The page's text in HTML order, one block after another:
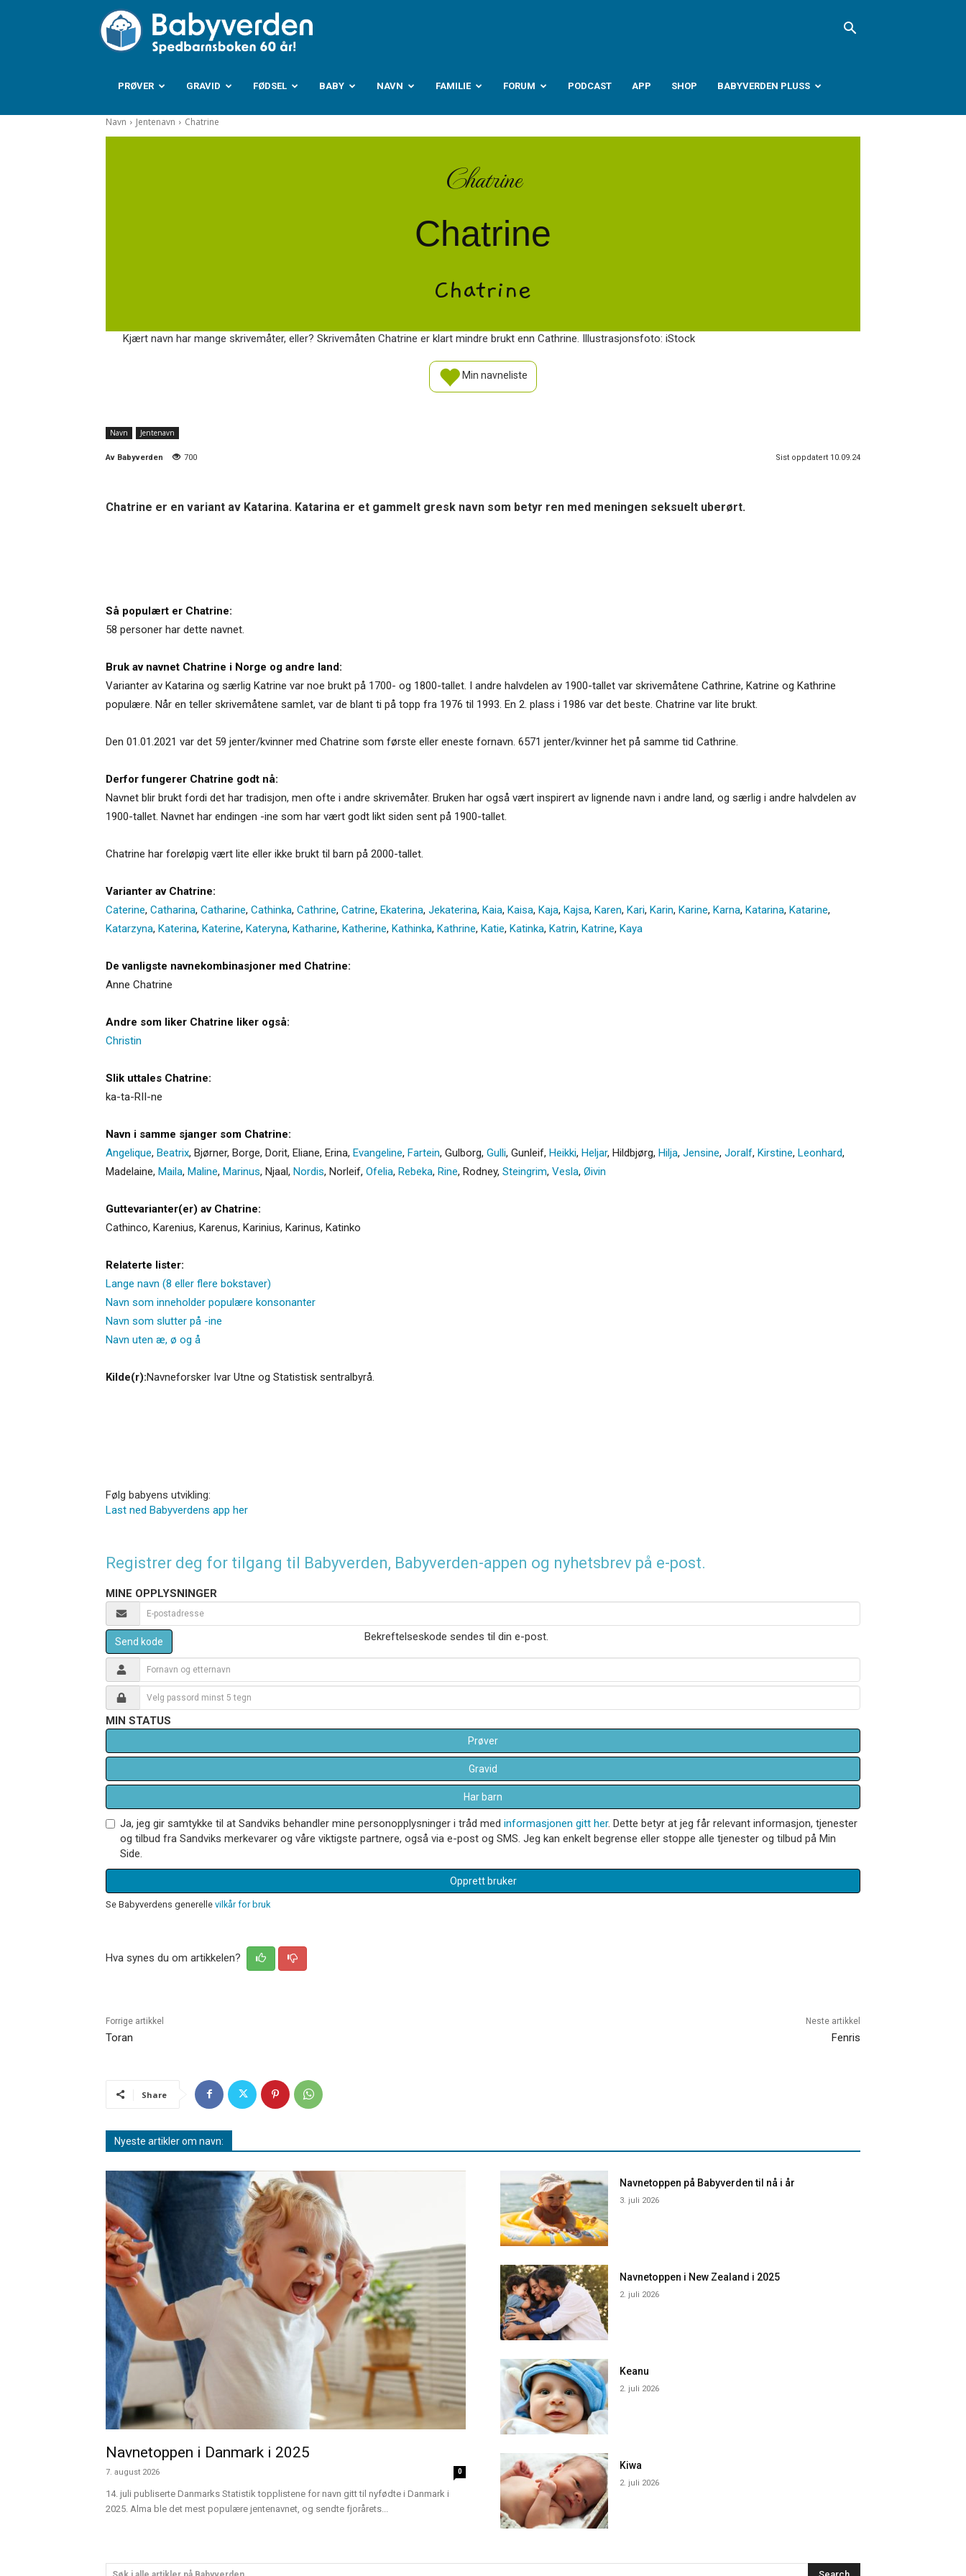
Babyverden.no
PRØVER GRAVID FØDSEL BABY NAVN FAMILIE FORUM PODCAST APP SHOP BABYVERDEN PLUSS
Navn Jentenavn Chatrine
Chatrine
Chatrine
Chatrine
Kjært navn har mange skrivemåter, eller? Skrivemåten Chatrine er klart mindre brukt enn Cathrine. Illustrasjonsfoto: iStock
Min navneliste
Navn Jentenavn
Av Babyverden 700 Sist oppdatert 10.09.24
Chatrine er en variant av Katarina. Katarina er et gammelt gresk navn som betyr ren med meningen seksuelt uberørt.
Så populært er Chatrine:
58 personer har dette navnet.
Bruk av navnet Chatrine i Norge og andre land:
Varianter av Katarina og særlig Katrine var noe brukt på 1700- og 1800-tallet. I andre halvdelen av 1900-tallet var skrivemåtene Cathrine, Katrine og Kathrine
populære. Når en teller skrivemåtene samlet, var de blant ti på topp fra 1976 til 1993. En 2. plass i 1986 var det beste. Chatrine var lite brukt.
Den 01.01.2021 var det 59 jenter/kvinner med Chatrine som første eller eneste fornavn. 6571 jenter/kvinner het på samme tid Cathrine.
Derfor fungerer Chatrine godt nå:
Navnet blir brukt fordi det har tradisjon, men ofte i andre skrivemåter. Bruken har også vært inspirert av lignende navn i andre land, og særlig i andre halvdelen av
1900-tallet. Navnet har endingen -ine som har vært godt likt siden sent på 1900-tallet.
Chatrine har foreløpig vært lite eller ikke brukt til barn på 2000-tallet.
Varianter av Chatrine:
Caterine, Catharina, Catharine, Cathinka, Cathrine, Catrine, Ekaterina, Jekaterina, Kaia, Kaisa, Kaja, Kajsa, Karen, Kari, Karin, Karine, Karna, Katarina, Katarine,
Katarzyna, Katerina, Katerine, Kateryna, Katharine, Katherine, Kathinka, Kathrine, Katie, Katinka, Katrin, Katrine, Kaya
De vanligste navnekombinasjoner med Chatrine:
Anne Chatrine
Andre som liker Chatrine liker også:
Christin
Slik uttales Chatrine:
ka-ta-RII-ne
Navn i samme sjanger som Chatrine:
Angelique, Beatrix, Bjørner, Borge, Dorit, Eliane, Erina, Evangeline, Fartein, Gulborg, Gulli, Gunleif, Heikki, Heljar, Hildbjørg, Hilja, Jensine, Joralf, Kirstine, Leonhard,
Madelaine, Maila, Maline, Marinus, Njaal, Nordis, Norleif, Ofelia, Rebeka, Rine, Rodney, Steingrim, Vesla, Øivin
Guttevarianter(er) av Chatrine:
Cathinco, Karenius, Karenus, Karinius, Karinus, Katinko
Relaterte lister:
Lange navn (8 eller flere bokstaver)
Navn som inneholder populære konsonanter
Navn som slutter på -ine
Navn uten æ, ø og å
Kilde(r):Navneforsker Ivar Utne og Statistisk sentralbyrå.
Følg babyens utvikling:
Last ned Babyverdens app her
Registrer deg for tilgang til Babyverden, Babyverden-appen og nyhetsbrev på e-post.
MINE OPPLYSNINGER
Send kode Bekreftelseskode sendes til din e-post.
MIN STATUS
Prøver
Gravid
Har barn
Ja, jeg gir samtykke til at Sandviks behandler mine personopplysninger i tråd med informasjonen gitt her. Dette betyr at jeg får relevant informasjon, tjenester
og tilbud fra Sandviks merkevarer og våre viktigste partnere, også via e-post og SMS. Jeg kan enkelt begrense eller stoppe alle tjenester og tilbud på Min
Side.
Opprett bruker
Se Babyverdens generelle vilkår for bruk
Hva synes du om artikkelen?
Forrige artikkel
Toran
Neste artikkel
Fenris
Share
Nyeste artikler om navn:
Navnetoppen i Danmark i 2025
7. august 2026 0
14. juli publiserte Danmarks Statistik topplistene for navn gitt til nyfødte i Danmark i
2025. Alma ble det mest populære jentenavnet, og sendte fjorårets...
Navnetoppen på Babyverden til nå i år
3. juli 2026
Navnetoppen i New Zealand i 2025
2. juli 2026
Keanu
2. juli 2026
Kiwa
2. juli 2026